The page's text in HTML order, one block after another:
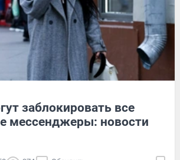
заблокировать все
мессенджеры: новости